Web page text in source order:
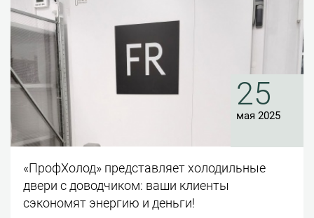
«ПрофХолод» представляет холодильные
двери с доводчиком: ваши клиенты
сэкономят энергию и деньги!
25
мая 2025